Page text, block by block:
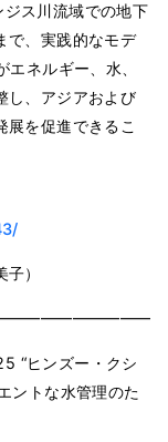
ス川流域での地下
で、実践的なモデ
ネルギー、水、
し、アジアおよび
展を促進できるこ
）
“ヒンズー・クシ
ントな水管理のた